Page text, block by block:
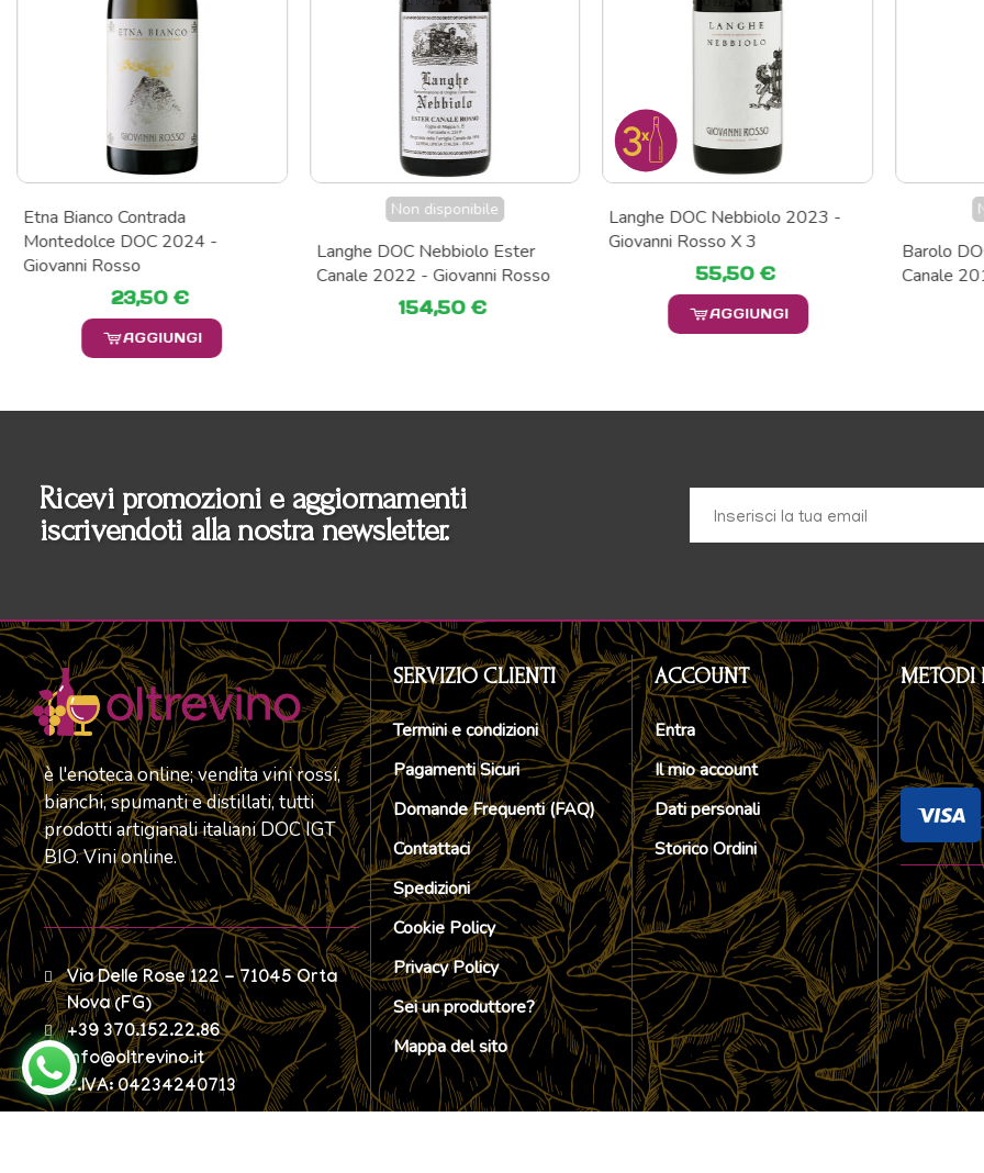
Etna Bianco Contrada
Montedolce DOC 2024 -
Giovanni Rosso
23,50 €
AGGIUNGI
Non disponibile
Langhe DOC Nebbiolo Ester
Canale 2022 - Giovanni Rosso
154,50 €
Langhe DOC Nebbiolo 2023 -
Giovanni Rosso X 3
55,50 €
AGGIUNGI
Barolo
Canale
Ricevi promozioni e aggiornamenti
iscrivendoti alla nostra newsletter.
è l'enoteca online; vendita vini rossi,
bianchi, spumanti e distillati, tutti
prodotti artigianali italiani DOC IGT
BIO. Vini online.
Via Delle Rose 122 - 71045 Orta
Nova (FG)
+39 370.152.22.86
info@oltrevino.it
P.IVA: 04234240713
SERVIZIO CLIENTI
Termini e condizioni
Pagamenti Sicuri
Domande Frequenti (FAQ)
Contattaci
Spedizioni
Cookie Policy
Privacy Policy
Sei un produttore?
Mappa del sito
ACCOUNT
Entra
Il mio account
Dati personali
Storico Ordini
METODI